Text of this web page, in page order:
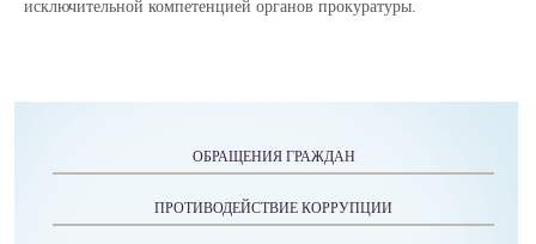
исключительной компетенцией органов прокуратуры.
ОБРАЩЕНИЯ ГРАЖДАН
ПРОТИВОДЕЙСТВИЕ КОРРУПЦИИ